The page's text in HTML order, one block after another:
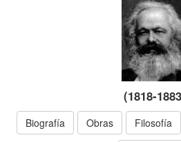
(1818-
Biografía Obras Filosofía